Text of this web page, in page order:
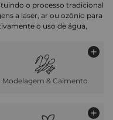
o processo tradicional
a laser, ar ou ozônio para
o uso de água,
Modelagem & Caimento